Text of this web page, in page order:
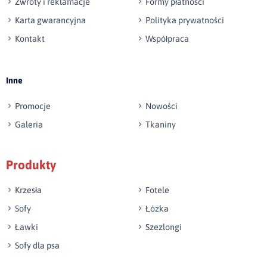
Wyślij opinię
Karta gwarancyjna
Polityka prywatności
Kontakt
Współpraca
Inne
Promocje
Nowości
Galeria
Tkaniny
Produkty
Krzesła
Fotele
Sofy
Łóżka
Ławki
Szezlongi
Sofy dla psa